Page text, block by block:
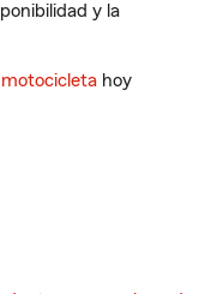
y la
hoy